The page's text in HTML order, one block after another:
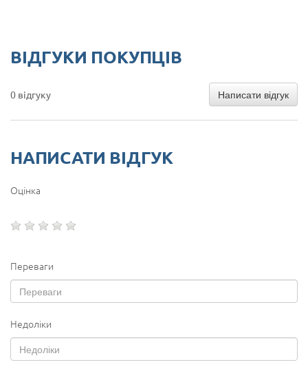
ВІДГУКИ ПОКУПЦІВ
0 відгуку Написати відгук
НАПИСАТИ ВІДГУК
Оцінка
Переваги
Недоліки